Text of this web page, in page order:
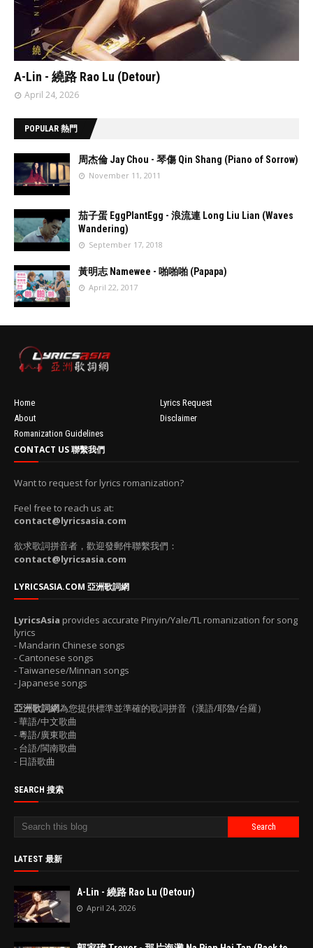
A-Lin - 繞路 Rao Lu (Detour)
April 24, 2026
POPULAR 熱門
'data:post.fea
turedImage
resizeImage
100'
周杰倫 Jay Chou - 琴傷 Qin Shang (Piano of Sorrow)
November 11, 2011
'data:post.fea
turedImage
resizeImage
100'
茄子蛋 EggPlantEgg - 浪流連 Long Liu Lian (Waves
Wandering)
September 17, 2018
'data:post.fea
resizeImage
100'
黃明志 Namewee - 啪啪啪 (Papapa)
April 22, 2017
Home
Lyrics Request
About
Disclaimer
Romanization Guidelines
CONTACT US 聯繫我們
Want to request for lyrics romanization?
Feel free to reach us at:
contact@lyricsasia.com
欲求歌詞拼音者，歡迎發郵件聯繫我們：
contact@lyricsasia.com
LYRICSASIA.COM 亞洲歌詞網
LyricsAsia provides accurate Pinyin/Yale/TL romanization for song
lyrics
- Mandarin Chinese songs
- Cantonese songs
- Taiwanese/Minnan songs
- Japanese songs
亞洲歌詞網為您提供標準並準確的歌詞拼音（漢語/耶魯/台羅）
- 華語/中文歌曲
- 粵語/廣東歌曲
- 台語/閩南歌曲
- 日語歌曲
SEARCH 搜索
LATEST 最新
A-Lin - 繞路 Rao Lu (Detour)
April 24, 2026